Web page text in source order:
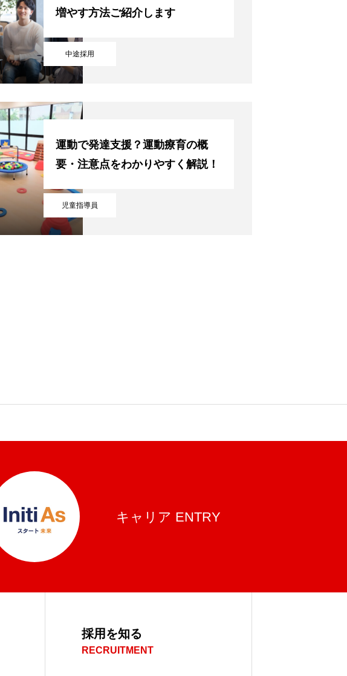
COMPANY
中途採用
増やす方法ご紹介します
児童指導員
運動で発達支援？運動療育の概
要・注意点をわかりやすく解説！
キャリア ENTRY
採用を知る
RECRUITMENT